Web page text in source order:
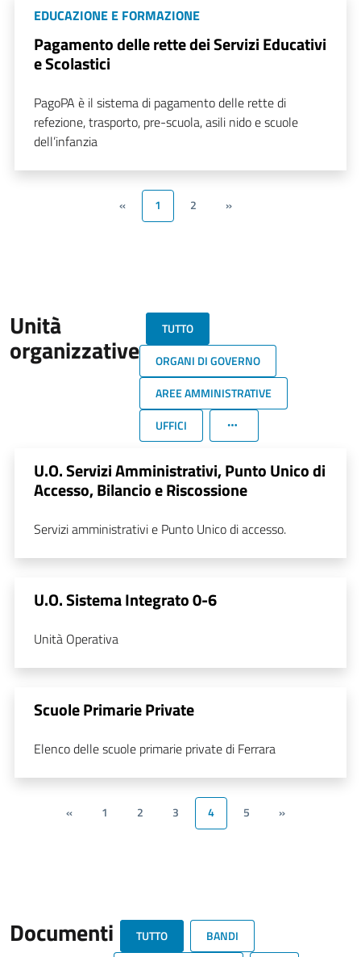
EDUCAZIONE E FORMAZIONE
Pagamento delle rette dei Servizi Educativi
e Scolastici
PagoPA è il sistema di pagamento delle rette di
refezione, trasporto, pre-scuola, asili nido e scuole
dell’infanzia
« 1 2 »
Unità
organizzative
TUTTO
ORGANI DI GOVERNO
AREE AMMINISTRATIVE
UFFICI
U.O. Servizi Amministrativi, Punto Unico di
Accesso, Bilancio e Riscossione
Servizi amministrativi e Punto Unico di accesso.
U.O. Sistema Integrato 0-6
Unità Operativa
Scuole Primarie Private
Elenco delle scuole primarie private di Ferrara
« 1 2 3 4 5 »
Documenti TUTTO BANDI